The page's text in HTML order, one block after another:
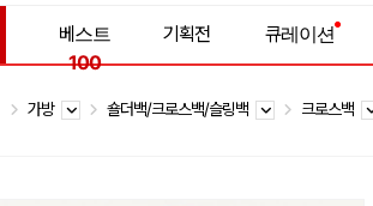
1 선풍기
베스트
100
기획전 큐레이션
가방 숄더백/크로스백/슬링백 크로스백